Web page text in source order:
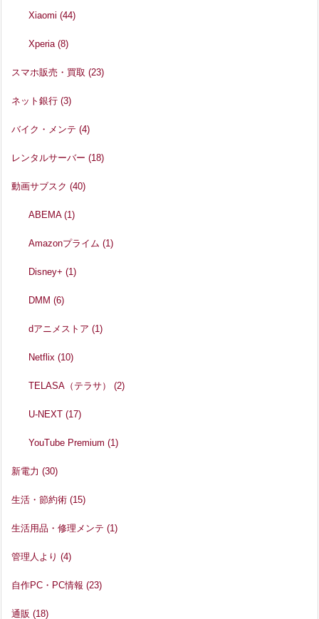
Xiaomi(44)
Xperia(8)
スマホ販売・買取 (23)
ネット銀行 (3)
バイク・メンテ (4)
レンタルサーバー (18)
動画サブスク (40)
ABEMA(1)
Amazonプライム(1)
Disney+(1)
DMM(6)
dアニメストア(1)
Netflix(10)
TELASA（テラサ）(2)
U-NEXT(17)
YouTube Premium(1)
新電力 (30)
生活・節約術 (15)
生活用品・修理メンテ (1)
管理人より (4)
自作PC・PC情報 (23)
通販 (18)